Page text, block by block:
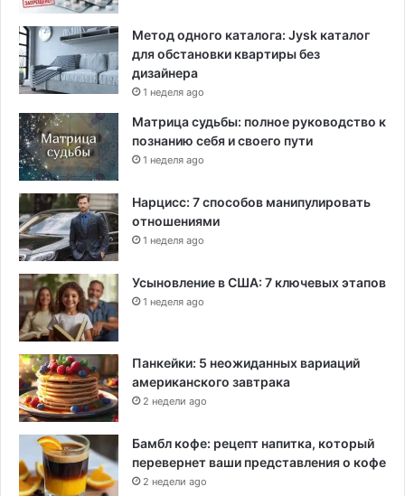
Метод одного каталога: Jysk каталог
для обстановки квартиры без
дизайнера
1 неделя ago
Матрица судьбы: полное руководство к
познанию себя и своего пути
1 неделя ago
Нарцисс: 7 способов манипулировать
отношениями
1 неделя ago
Усыновление в США: 7 ключевых этапов
1 неделя ago
Панкейки: 5 неожиданных вариаций
американского завтрака
2 недели ago
Бамбл кофе: рецепт напитка, который
перевернет ваши представления о кофе
2 недели ago